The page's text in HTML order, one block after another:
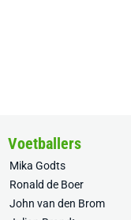
Voetballers
Mika Godts
Ronald de Boer
John van den Brom